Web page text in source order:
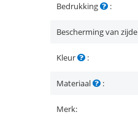
Bedrukking :
Bescherming van zijde
Kleur :
Materiaal :
Merk: